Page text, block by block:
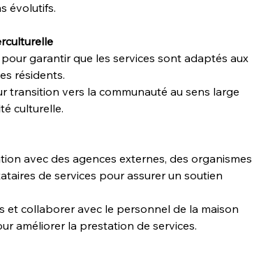
évolutifs.
garantir que les services sont adaptés aux
résidents.
transition vers la communauté au sens large
culturelle.
avec des agences externes, des organismes
de services pour assurer un soutien
et collaborer avec le personnel de la maison
améliorer la prestation de services.